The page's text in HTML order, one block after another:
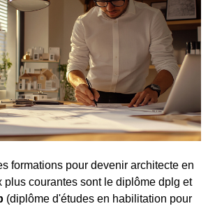
formations pour devenir architecte en
plus courantes sont le diplôme dplg et
(diplôme d'études en habilitation pour